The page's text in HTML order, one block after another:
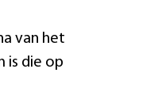
van het
is die op